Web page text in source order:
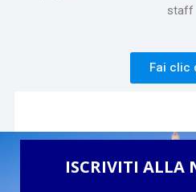
staff
Fai clic
ISCRIVITI ALLA